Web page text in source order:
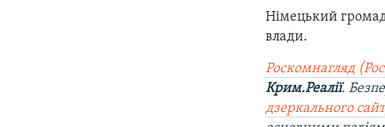
Німецький
влади.
Роскомнагляд
Крим.Реалії.
дзеркального